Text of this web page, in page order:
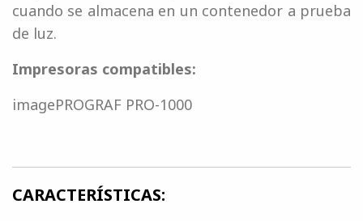
cuando se almacena en un contenedor a prueba
de luz.
Impresoras compatibles:
imagePROGRAF PRO-1000
CARACTERÍSTICAS: